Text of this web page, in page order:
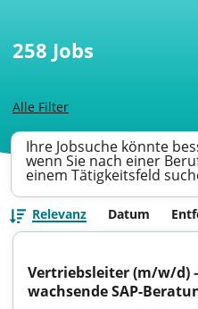
Alle Filter
258 Jobs
Ihre Jobsuche könnte
wenn Sie nach einer
einem Tätigkeitsfeld
Relevanz Datum
Vertriebsleiter (m/w/d)
wachsende SAP-